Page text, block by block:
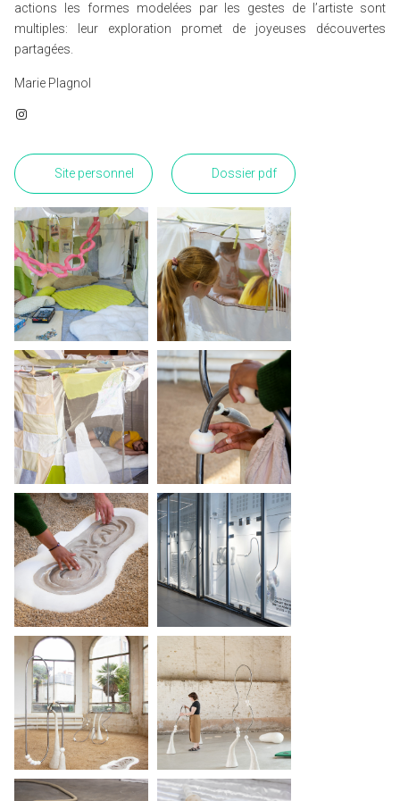
actions les formes modelées par les gestes de l’artiste sont
multiples: leur exploration promet de joyeuses découvertes
partagées.
Marie Plagnol
Instagram
Site personnel Dossier pdf